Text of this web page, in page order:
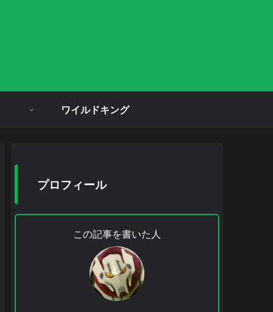
ワイルドキング
プロフィール
この記事を書いた人